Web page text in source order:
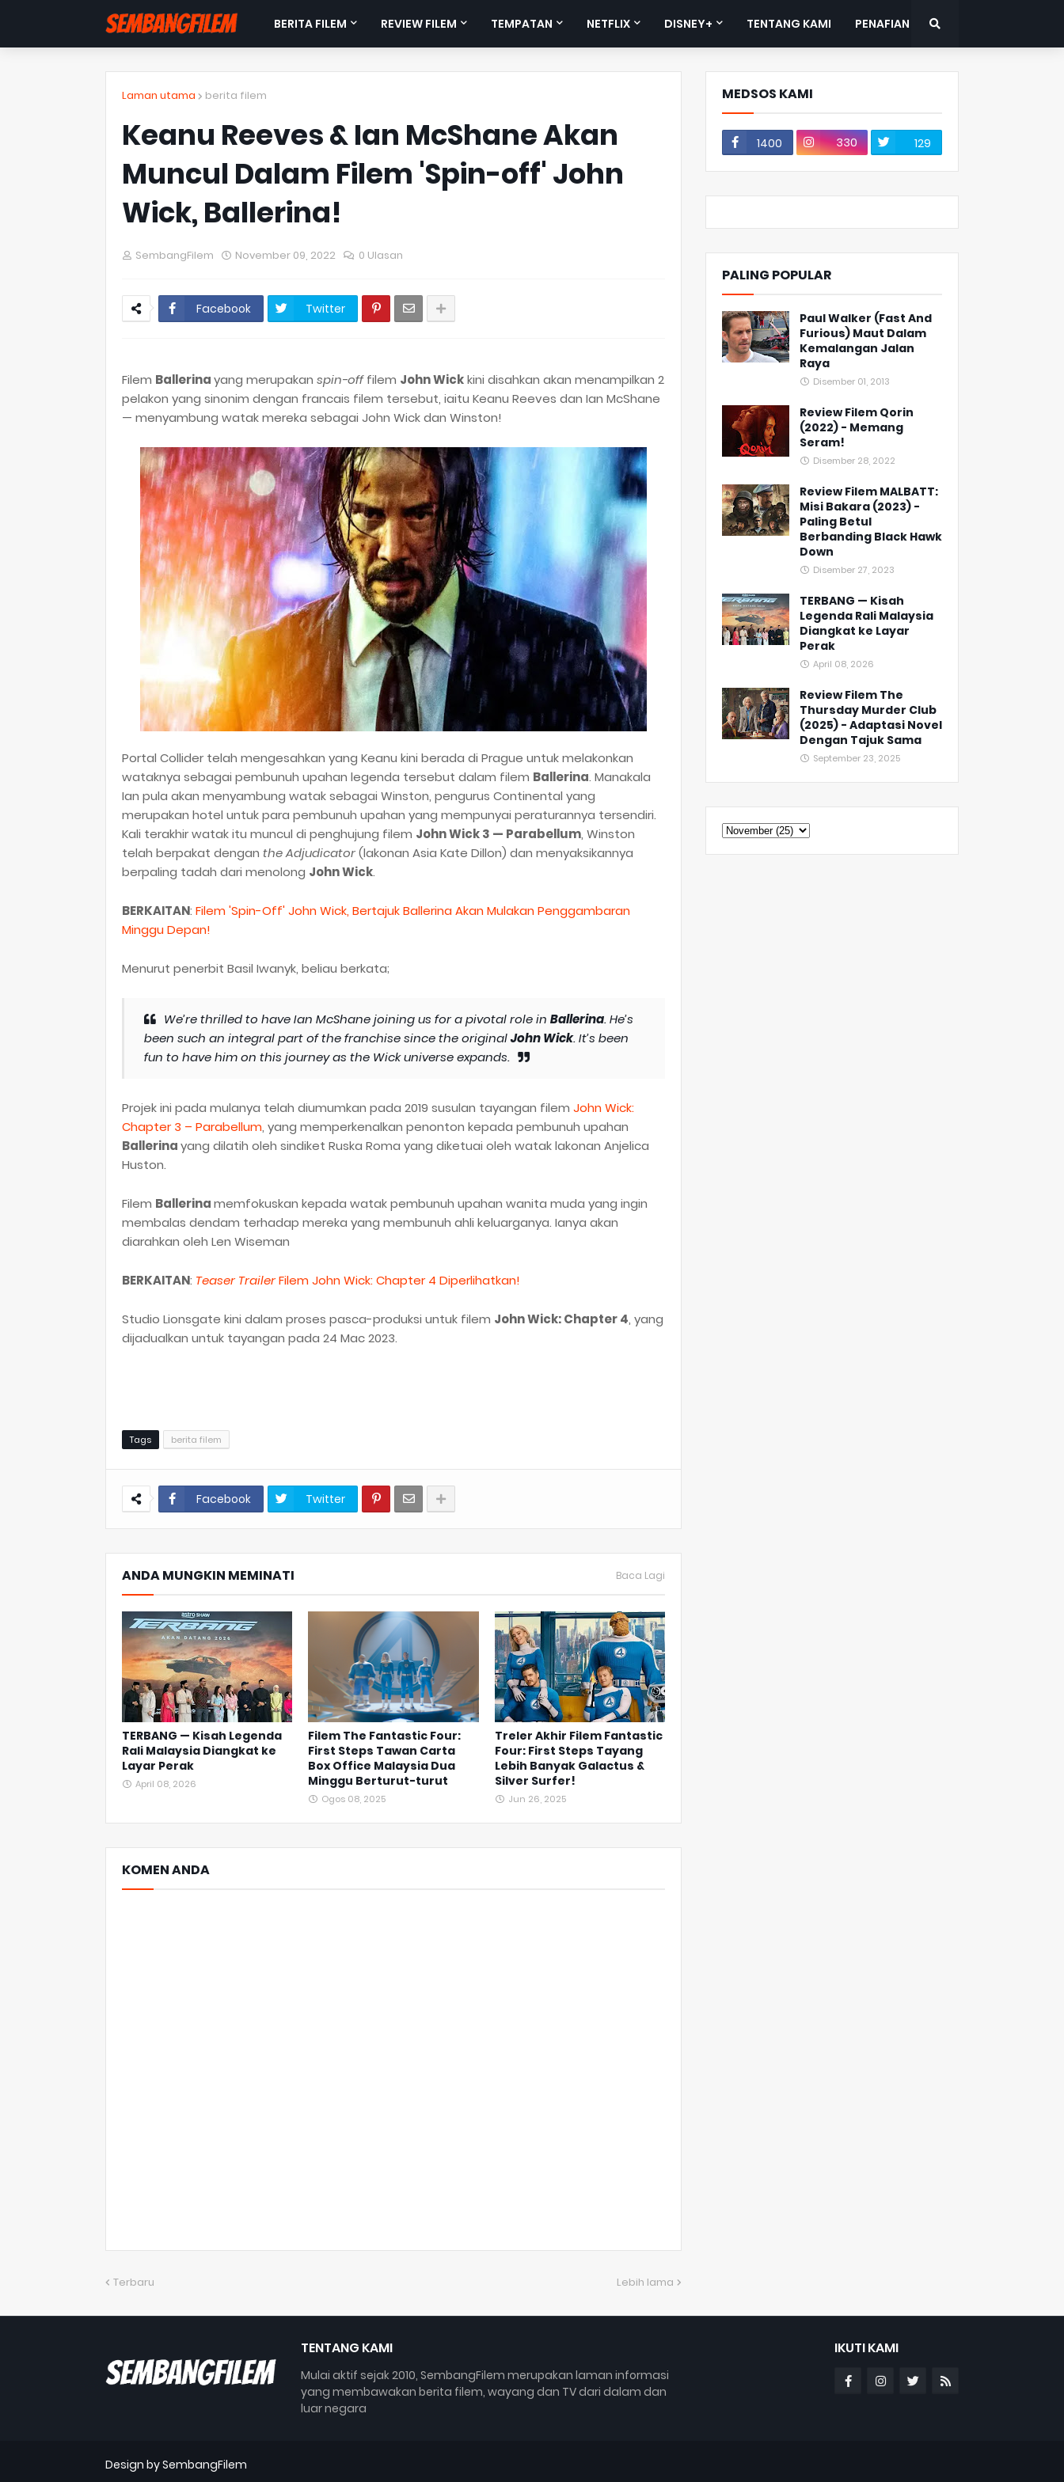
BERITA FILEM REVIEW FILEM TEMPATAN NETFLIX DISNEY+ TENTANG KAMI PENAFIAN
Laman utama berita filem
Keanu Reeves & Ian McShane Akan
Muncul Dalam Filem 'Spin-off' John
Wick, Ballerina!
SembangFilem November 09, 2022 0 Ulasan
Facebook Twitter
Filem Ballerinayang merupakan spin-offfilem John Wickkini disahkan akan menampilkan 2
pelakon yang sinonim dengan francais filem tersebut, iaitu Keanu Reeves dan Ian McShane
— menyambung watak mereka sebagai John Wick dan Winston!
Portal Collider telah mengesahkan yang Keanu kini berada di Prague untuk melakonkan
wataknya sebagai pembunuh upahan legenda tersebut dalam filem Ballerina. Manakala
Ian pula akan menyambung watak sebagai Winston, pengurus Continental yang
merupakan hotel untuk para pembunuh upahan yang mempunyai peraturannya tersendiri.
Kali terakhir watak itu muncul di penghujung filem John Wick 3 — Parabellum, Winston
telah berpakat dengan the Adjudicator(lakonan Asia Kate Dillon) dan menyaksikannya
berpaling tadah dari menolong John Wick.
BERKAITAN: Filem 'Spin-Off' John Wick, Bertajuk Ballerina Akan Mulakan Penggambaran
Minggu Depan!
Menurut penerbit Basil Iwanyk, beliau berkata;
We’re thrilled to have Ian McShane joining us for a pivotal role in Ballerina. He’s
been such an integral part of the franchise since the originalJohn Wick. It’s been
fun to have him on this journey as the Wick universe expands.
Projek ini pada mulanya telah diumumkan pada 2019 susulan tayangan filem John Wick:
Chapter 3 – Parabellum, yang memperkenalkan penonton kepada pembunuh upahan
Ballerinayang dilatih oleh sindiket Ruska Roma yang diketuai oleh watak lakonan Anjelica
Huston.
Filem Ballerinamemfokuskan kepada watak pembunuh upahan wanita muda yang ingin
membalas dendam terhadap mereka yang membunuh ahli keluarganya. Ianya akan
diarahkan oleh Len Wiseman
BERKAITAN: Teaser TrailerFilem John Wick: Chapter 4 Diperlihatkan!
Studio Lionsgate kini dalam proses pasca-produksi untuk filem John Wick: Chapter 4, yang
dijadualkan untuk tayangan pada 24 Mac 2023.
Tags berita filem
Facebook Twitter
ANDA MUNGKIN MEMINATI Baca Lagi
TERBANG — Kisah Legenda
Rali Malaysia Diangkat ke
Layar Perak
April 08, 2026
Filem The Fantastic Four:
First Steps Tawan Carta
Box Office Malaysia Dua
Minggu Berturut-turut
Ogos 08, 2025
Treler Akhir Filem Fantastic
Four: First Steps Tayang
Lebih Banyak Galactus &
Silver Surfer!
Jun 26, 2025
KOMEN ANDA
Terbaru Lebih lama
MEDSOS KAMI
1400 330 129
PALING POPULAR
Paul Walker (Fast And
Furious) Maut Dalam
Kemalangan Jalan
Raya
Disember 01, 2013
Review Filem Qorin
(2022) - Memang
Seram!
Disember 28, 2022
Review Filem MALBATT:
Misi Bakara (2023) -
Paling Betul
Berbanding Black Hawk
Down
Disember 27, 2023
TERBANG — Kisah
Legenda Rali Malaysia
Diangkat ke Layar
Perak
April 08, 2026
Review Filem The
Thursday Murder Club
(2025) - Adaptasi Novel
Dengan Tajuk Sama
September 23, 2025
TENTANG KAMI
Mulai aktif sejak 2010, SembangFilem merupakan laman informasi
yang membawakan berita filem, wayang dan TV dari dalam dan
luar negara
IKUTI KAMI
Design by SembangFilem